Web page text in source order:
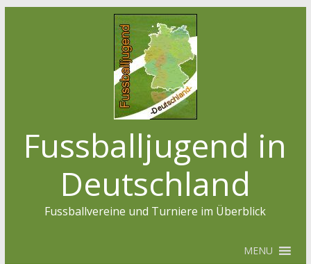
Fussballjugend in
Deutschland
Fussballvereine und Turniere im Überblick
MENU